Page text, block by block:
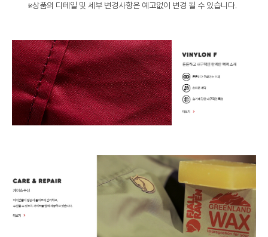
※상품의 디테일 및 세부 변경사항은 예고없이 변경 될 수 있습니다.